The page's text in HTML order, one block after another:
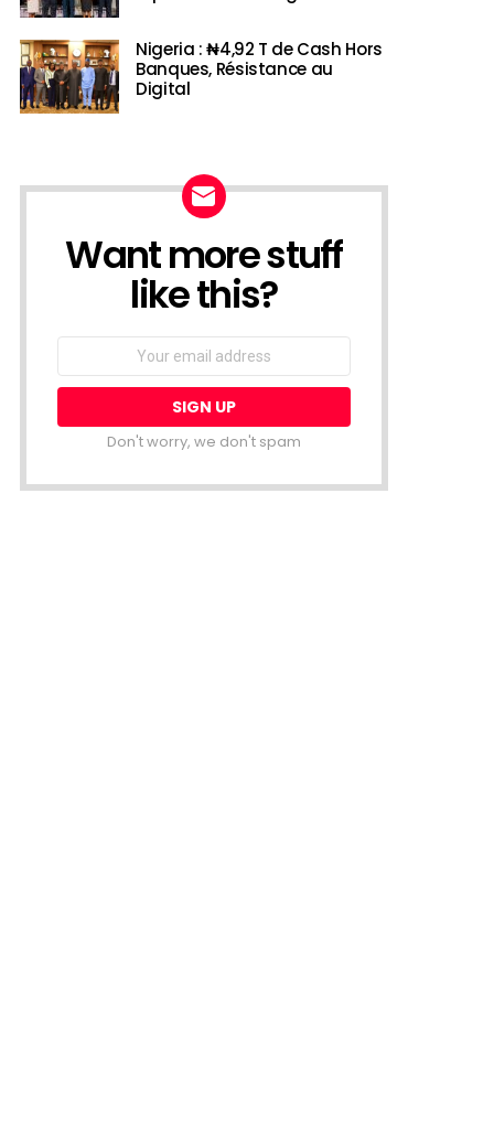
Nigeria : ₦4,92 T de Cash Hors
Banques, Résistance au
Digital
NEWSLETTER
Want more stuff
like this?
Email
Don't worry, we don't spam